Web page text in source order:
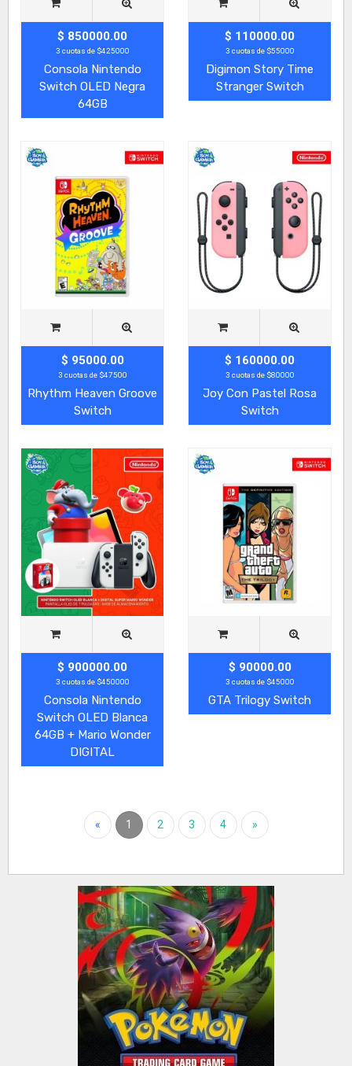
$ 850000.00
3 cuotas de $425000
Consola Nintendo
Switch OLED Negra
64GB
$ 110000.00
3 cuotas de $55000
Digimon Story Time
Stranger Switch
$ 95000.00
3 cuotas de $47500
Rhythm Heaven Groove
Switch
$ 160000.00
3 cuotas de $80000
Joy Con Pastel Rosa
Switch
$ 900000.00
3 cuotas de $450000
Consola Nintendo
Switch OLED Blanca
64GB + Mario Wonder
DIGITAL
$ 90000.00
3 cuotas de $45000
GTA Trilogy Switch
« 1 2 3 4 »